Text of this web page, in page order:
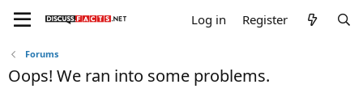
Log in Register
Forums
Oops! We ran into some problems.